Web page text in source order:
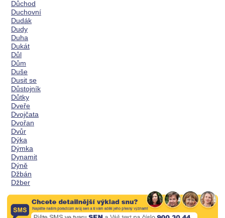
Důchod
Duchovní
Dudák
Dudy
Duha
Dukát
Důl
Dům
Duše
Dusit se
Důstojník
Důtky
Dveře
Dvojčata
Dvořan
Dvůr
Dýka
Dýmka
Dynamit
Dýně
Džbán
Džber